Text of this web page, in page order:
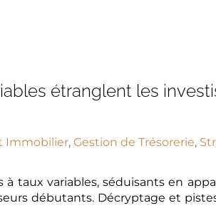
étranglent les
Immobilier, Gestion de Trésorerie,
taux variables, séduisants en
débutants. Décryptage et